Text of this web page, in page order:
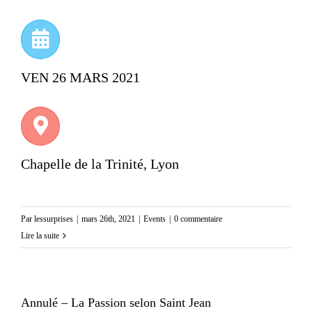
VEN 26 MARS 2021
Chapelle de la Trinité, Lyon
Par lessurprises | mars 26th, 2021 | Events | 0 commentaire
Lire la suite
Annulé – La Passion selon Saint Jean